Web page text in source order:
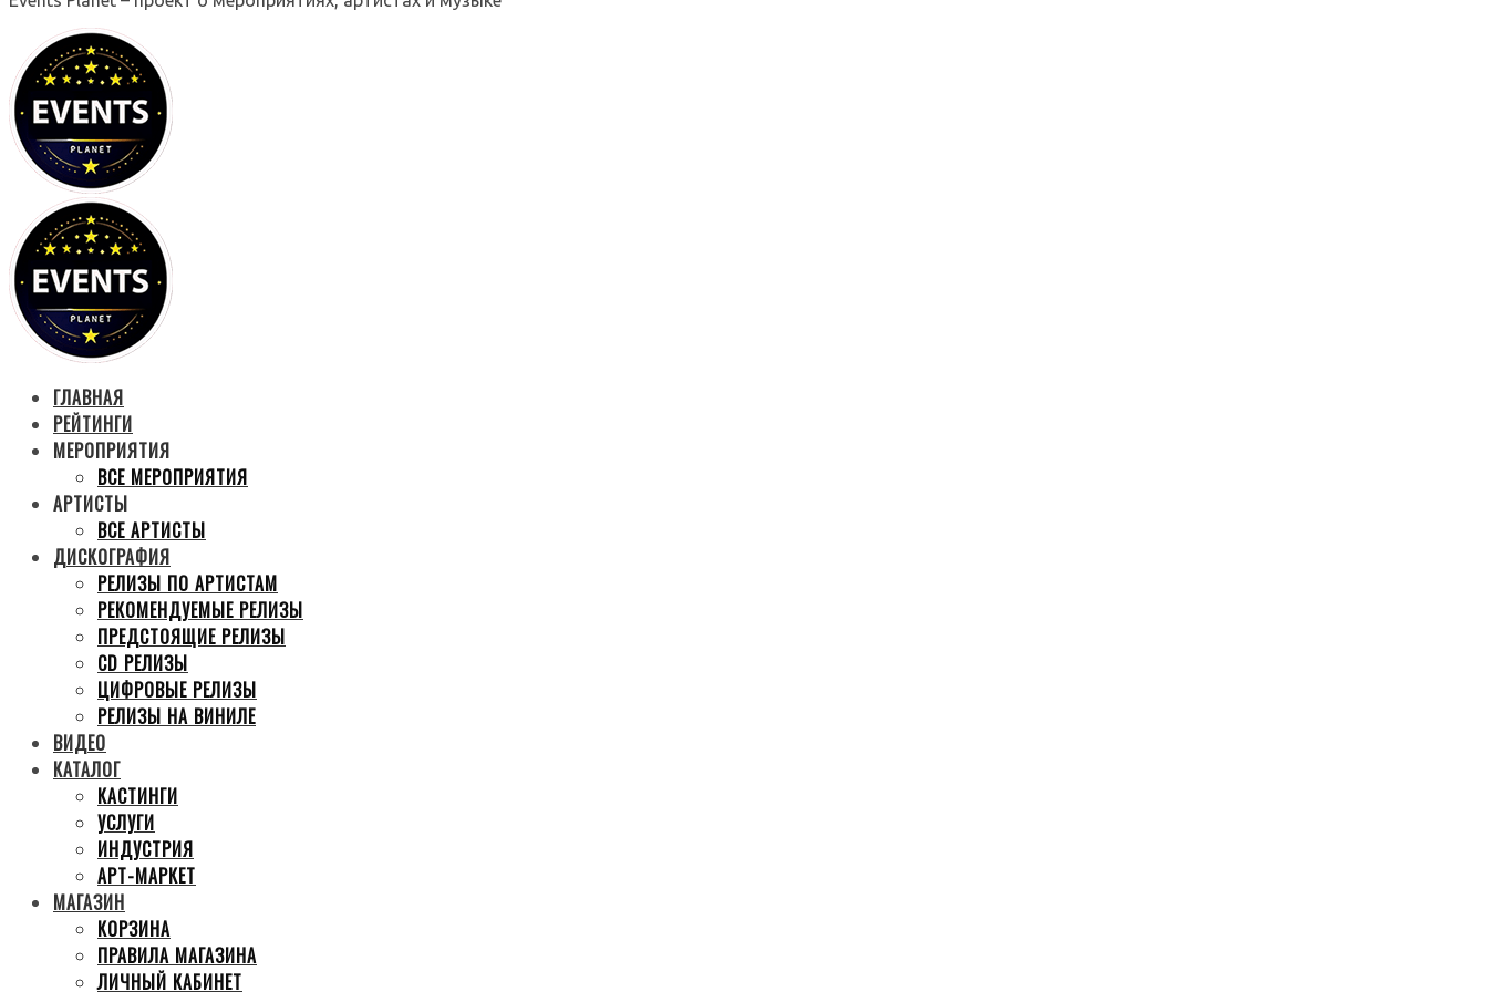
ГЛАВНАЯ
РЕЙТИНГИ
МЕРОПРИЯТИЯ
ВСЕ МЕРОПРИЯТИЯ
АРТИСТЫ
ВСЕ АРТИСТЫ
ДИСКОГРАФИЯ
РЕЛИЗЫ ПО АРТИСТАМ
РЕКОМЕНДУЕМЫЕ РЕЛИЗЫ
ПРЕДСТОЯЩИЕ РЕЛИЗЫ
CD РЕЛИЗЫ
ЦИФРОВЫЕ РЕЛИЗЫ
РЕЛИЗЫ НА ВИНИЛЕ
ВИДЕО
КАТАЛОГ
КАСТИНГИ
УСЛУГИ
ИНДУСТРИЯ
АРТ-МАРКЕТ
МАГАЗИН
КОРЗИНА
ПРАВИЛА МАГАЗИНА
ЛИЧНЫЙ КАБИНЕТ